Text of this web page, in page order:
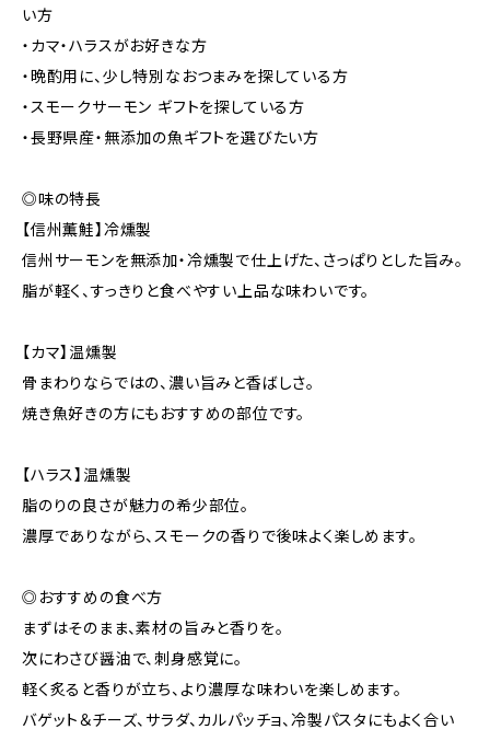
い方
・カマ・ハラスがお好きな方
・晩酌用に、少し特別なおつまみを探している方
・スモークサーモン ギフトを探している方
・長野県産・無添加の魚ギフトを選びたい方
◎味の特長
【信州薫鮭】冷燻製
信州サーモンを無添加・冷燻製で仕上げた、さっぱりとした旨み。
脂が軽く、すっきりと食べやすい上品な味わいです。
【カマ】温燻製
骨まわりならではの、濃い旨みと香ばしさ。
焼き魚好きの方にもおすすめの部位です。
【ハラス】温燻製
脂のりの良さが魅力の希少部位。
濃厚でありながら、スモークの香りで後味よく楽しめます。
◎おすすめの食べ方
まずはそのまま、素材の旨みと香りを。
次にわさび醤油で、刺身感覚に。
軽く炙ると香りが立ち、より濃厚な味わいを楽しめます。
バゲット＆チーズ、サラダ、カルパッチョ、冷製パスタにもよく合い